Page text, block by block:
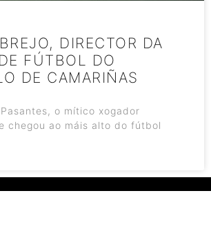
DIRECTOR DA
FÚTBOL DO
DE CAMARIÑAS
o mítico xogador
chegou ao máis alto do fútbol